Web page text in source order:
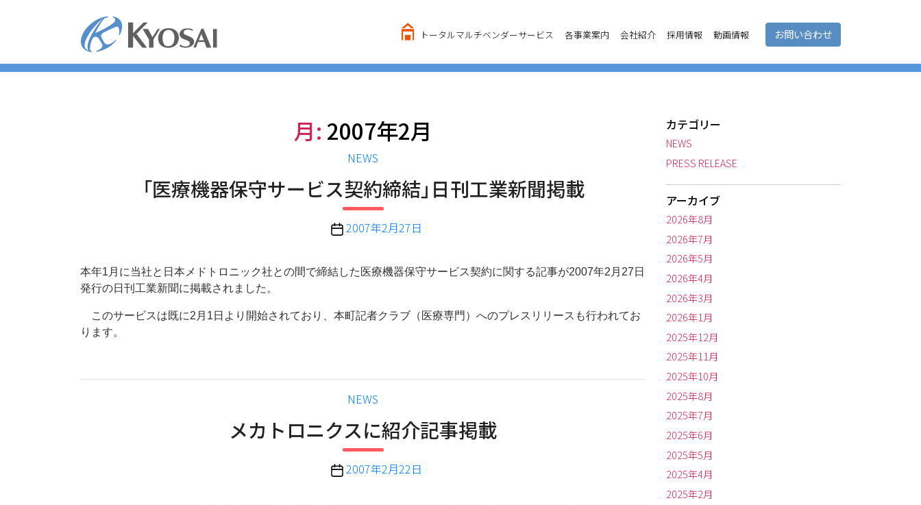
ツ
トータルマルチベンダーサービス 各事業案内 会社紹介 採用情報 動画情報 お問い合わせ
月: 2007年2月
カ
ゴ
リ
ー
NEWS
「医療機器保守サービス契約締結」日刊工業新聞掲載
投 2007年2月27日
本年1月に当社と日本メドトロニック社との間で締結した医療機器保守サービス契約に関する記事が2007年2月27日
発行の日刊工業新聞に掲載されました。
このサービスは既に2月1日より開始されており、本町記者クラブ（医療専門）へのプレスリリースも行われてお
ります。
カ
ゴ
リ
ー
NEWS
メカトロニクスに紹介記事掲載
投 2007年2月22日
カテゴリー
NEWS
PRESS RELEASE
アーカイブ
2026年8月
2026年7月
2026年5月
2026年4月
2026年3月
2026年1月
2025年12月
2025年11月
2025年10月
2025年8月
2025年7月
2025年6月
2025年5月
2025年4月
2025年2月